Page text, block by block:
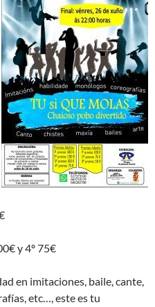
y 4º 75€
en imitaciones, baile, cante,
etc…, este es tu